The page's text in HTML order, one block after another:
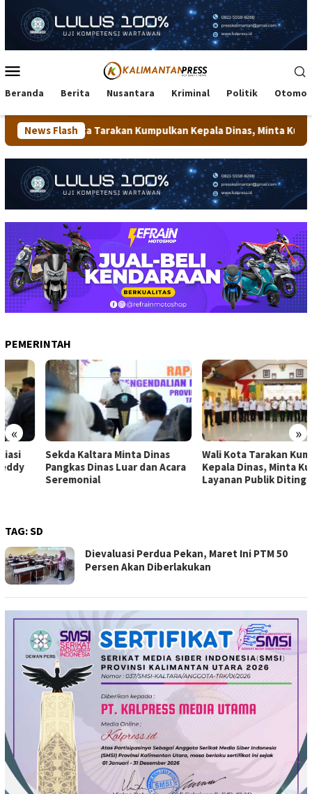
konten
Mobile
Beranda Berita Nusantara Kriminal Politik
News Flash
Tarakan Kumpulkan Kepala Dinas, Minta Kualitas Layanan
PEMERINTAH
« »
Sekda Kaltara Minta Dinas
Pangkas Dinas Luar dan Acara
Seremonial
Wali Kota Tarakan Kumpulkan
Kepala Dinas, Minta Kualitas
Layanan Publik Ditingkatkan
TAG:SD
Dievaluasi Perdua Pekan, Maret Ini PTM 50
Persen Akan Diberlakukan